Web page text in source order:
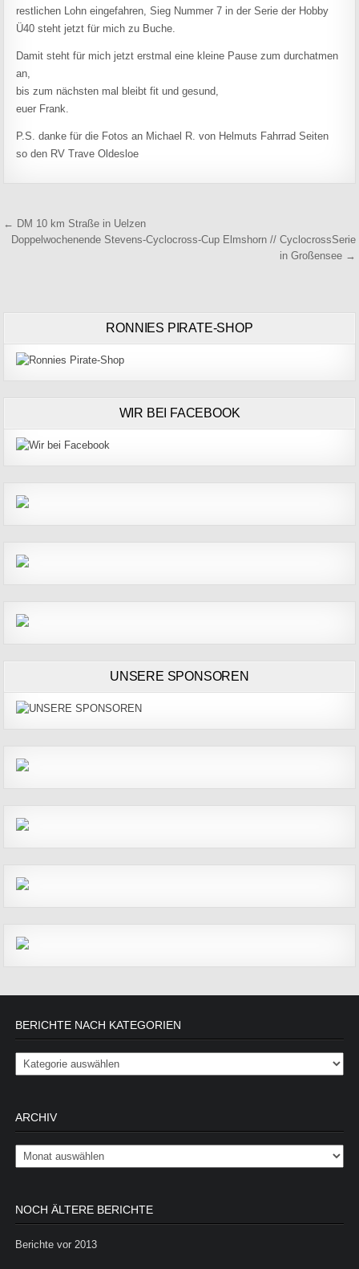
restlichen Lohn eingefahren, Sieg Nummer 7 in der Serie der Hobby
Ü40 steht jetzt für mich zu Buche.
Damit steht für mich jetzt erstmal eine kleine Pause zum durchatmen
an,
bis zum nächsten mal bleibt fit und gesund,
euer Frank.
P.S. danke für die Fotos an Michael R. von Helmuts Fahrrad Seiten
so den RV Trave Oldesloe
Beitragsnavigation
← DM 10 km Straße in Uelzen
Doppelwochenende Stevens-Cyclocross-Cup Elmshorn // CyclocrossSerie
in Großensee →
RONNIES PIRATE-SHOP
WIR BEI FACEBOOK
UNSERE SPONSOREN
BERICHTE NACH KATEGORIEN
Berichte nach Kategorien
ARCHIV
Archiv
NOCH ÄLTERE BERICHTE
Berichte vor 2013